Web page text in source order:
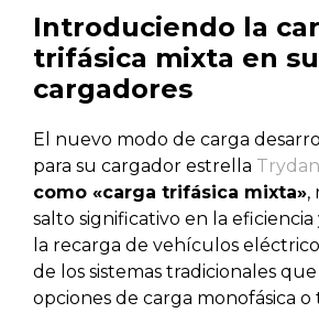
Introduciendo la
trifásica mixta en
cargadores
El nuevo modo de carga
para su cargador estrella Trydan
como «carga trifásica mixta»,
salto significativo en la
la recarga de vehículos
de los sistemas tradicionales
opciones de carga monofásica o